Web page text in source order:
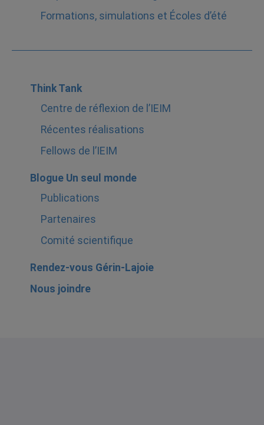
Formations, simulations et Écoles d’été
Think Tank
Centre de réflexion de l’IEIM
Récentes réalisations
Fellows de l’IEIM
Blogue Un seul monde
Publications
Partenaires
Comité scientifique
Rendez-vous Gérin-Lajoie
Nous joindre